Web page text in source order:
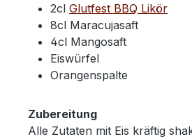
2cl Glutfest BBQ Likör
8cl Maracujasaft
4cl Mangosaft
Eiswürfel
Orangenspalte
Zubereitung
Alle Zutaten mit Eis kräftig